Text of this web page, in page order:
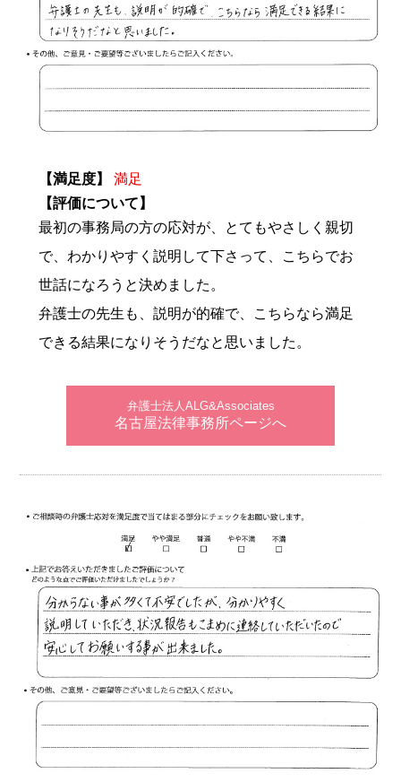
【満足度】
満足
【評価について】
最初の事務局の方の応対が、とてもやさしく親切
で、わかりやすく説明して下さって、こちらでお
世話になろうと決めました。
弁護士の先生も、説明が的確で、こちらなら満足
できる結果になりそうだなと思いました。
弁護士法人ALG&Associates
名古屋法律事務所ページへ